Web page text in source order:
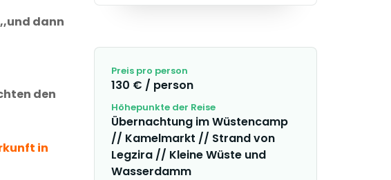
dann
den
in
Preis pro person
130 € / person
Höhepunkte der Reise
Übernachtung im Wüstencamp
// Kamelmarkt // Strand von
Legzira // Kleine Wüste und
Wasserdamm